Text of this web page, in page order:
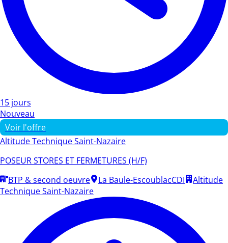
15 jours
Nouveau
Voir l'offre
Altitude Technique Saint-Nazaire
POSEUR STORES ET FERMETURES (H/F)
BTP & second oeuvre
La Baule-EscoublacCDI
Altitude
Technique Saint-Nazaire